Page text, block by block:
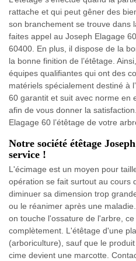
rattache et qui peut gêner des
son branchement se trouve dans
faites appel au Joseph Elagage
60400. En plus, il dispose de la
la bonne finition de l’étêtage.
équipes qualifiantes qui ont des
matériels spécialement destiné à
60 garantit et suit avec norme en
afin de vous donner la
Elagage 60 l’étêtage de votre
Notre société étêtage
service !
L'écimage est un moyen pour
opération se fait surtout au cours
diminuer sa dimension trop
ou le réanimer après une
on touche l'ossature de l'arbre,
complètement. L'étêtage d'une
(arboriculture), sauf que le
cime devient une marcotte.